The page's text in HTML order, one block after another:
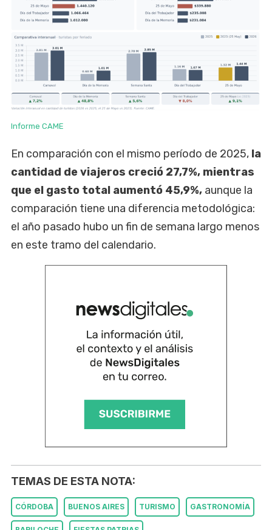
Informe CAME
En comparación con el mismo período de 2025, la
cantidad de viajeros creció 27,7%, mientras
que el gasto total aumentó 45,9%, aunque la
comparación tiene una diferencia metodológica:
el año pasado hubo un fin de semana largo menos
en este tramo del calendario.
TEMAS DE ESTA NOTA:
CÓRDOBA BUENOS AIRES TURISMO GASTRONOMÍA